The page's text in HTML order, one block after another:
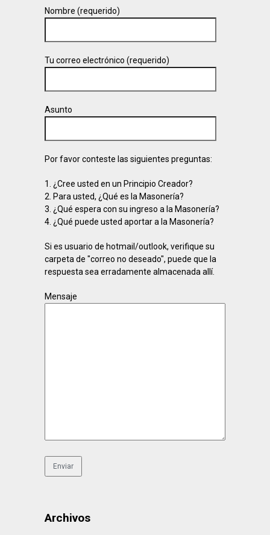
Nombre (requerido)
Tu correo electrónico (requerido)
Asunto
Por favor conteste las siguientes preguntas:
1. ¿Cree usted en un Principio Creador?
2. Para usted, ¿Qué es la Masonería?
3. ¿Qué espera con su ingreso a la Masonería?
4. ¿Qué puede usted aportar a la Masonería?
Si es usuario de hotmail/outlook, verifique su
carpeta de "correo no deseado", puede que la
respuesta sea erradamente almacenada allí.
Mensaje
Archivos